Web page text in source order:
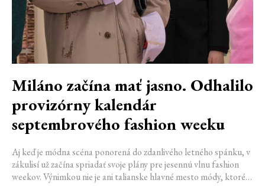
Miláno začína mať jasno. Odhalilo
provizórny kalendár
septembrového fashion weeku
Aj keď je módna scéna ponorená do zdanlivého letného spánku, v
zákulisí už začína spriadať svoje plány pre jesennú vlnu fashion
weekov. Výnimkou nie je ani talianske hlavné mesto módy, ktoré